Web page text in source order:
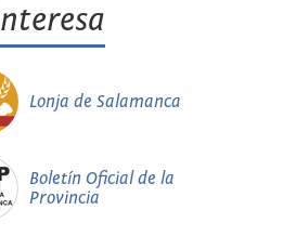
Lonja de Salamanca
Boletín Oficial de la
Provincia